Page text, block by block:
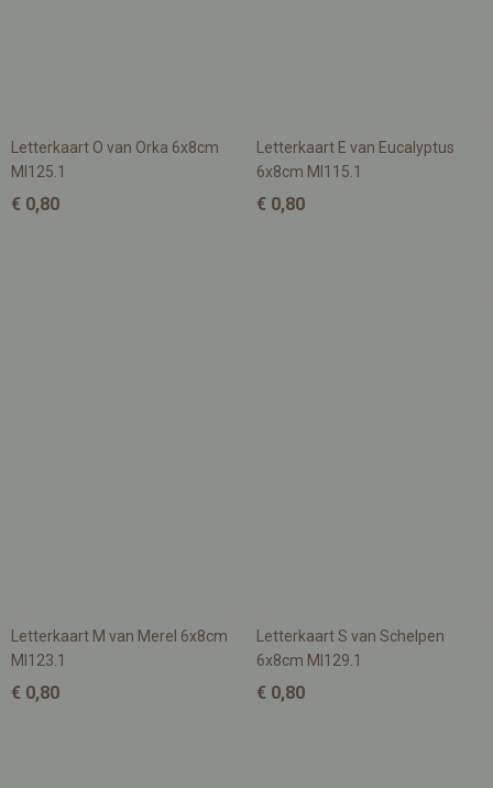
Letterkaart O van Orka 6x8cm
MI125.1
€ 0,80
Letterkaart E van Eucalyptus
6x8cm MI115.1
€ 0,80
Letterkaart M van Merel 6x8cm
MI123.1
€ 0,80
Letterkaart S van Schelpen
6x8cm MI129.1
€ 0,80